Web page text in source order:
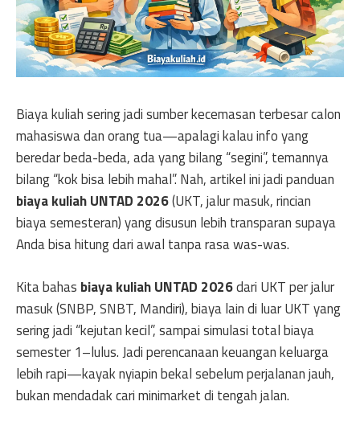
Biaya kuliah sering jadi sumber kecemasan terbesar calon
mahasiswa dan orang tua—apalagi kalau info yang
beredar beda-beda, ada yang bilang “segini”, temannya
bilang “kok bisa lebih mahal”. Nah, artikel ini jadi panduan
biaya kuliah UNTAD 2026(UKT, jalur masuk, rincian
biaya semesteran) yang disusun lebih transparan supaya
Anda bisa hitung dari awal tanpa rasa was-was.
Kita bahas biaya kuliah UNTAD 2026dari UKT per jalur
masuk (SNBP, SNBT, Mandiri), biaya lain di luar UKT yang
sering jadi “kejutan kecil”, sampai simulasi total biaya
semester 1–lulus. Jadi perencanaan keuangan keluarga
lebih rapi—kayak nyiapin bekal sebelum perjalanan jauh,
bukan mendadak cari minimarket di tengah jalan.